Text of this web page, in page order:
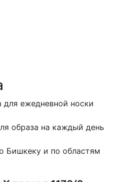
для ежедневной носки
образа на каждый день
Бишкеку и по областям